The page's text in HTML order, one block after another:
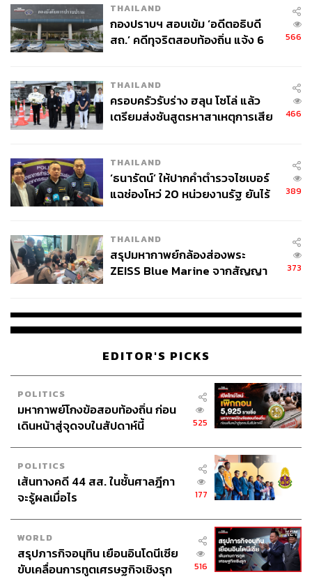
THAILAND
กองปราบฯ สอบเข้ม ‘อดีตอธิบดี
สถ.’ คดีทุจริตสอบท้องถิ่น แจ้ง 6
566
THAILAND
ครอบครัวรับร่าง ฮลุน โซโล่ แล้ว
เตรียมส่งชันสูตรหาสาเหตุการเสีย
466
THAILAND
‘ธนารัตน์’ ให้ปากคำตำรวจไซเบอร์
แฉช่องโหว่ 20 หน่วยงานรัฐ ยันไร้
389
THAILAND
สรุปมหากาพย์กล้องส่องพระ
ZEISS Blue Marine จากสัญญา
จ่ายหนี้-แอบระบุแบรนด์
373
EDITOR'S PICKS
POLITICS
มหากาพย์โกงข้อสอบท้องถิ่น ก่อน
เดินหน้าสู่จุดจบในสัปดาห์นี้
525
POLITICS
เส้นทางคดี 44 สส. ในชั้นศาลฎีกา
จะรู้ผลเมื่อไร
177
WORLD
สรุปภารกิจอนุทิน เยือนอินโดนีเซีย
ขับเคลื่อนการทูตเศรษฐกิจเชิงรุก
516